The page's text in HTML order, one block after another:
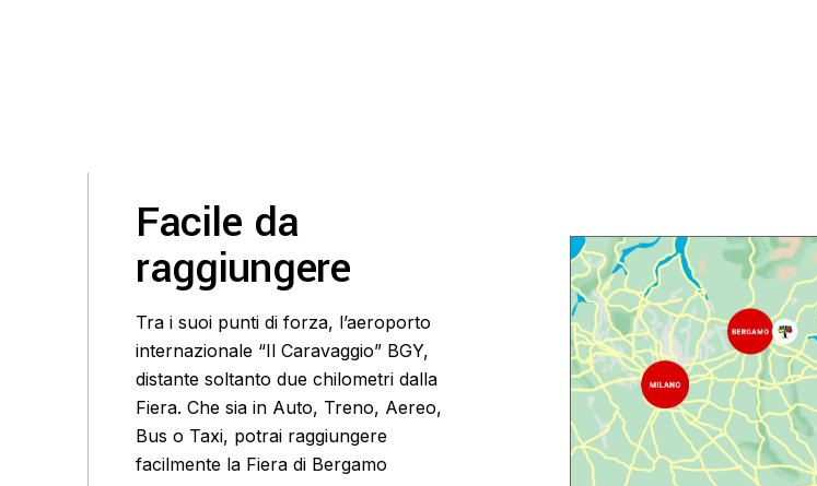
Facile da
raggiungere
Tra i suoi punti di forza, l’aeroporto
internazionale “Il Caravaggio” BGY,
distante soltanto due chilometri dalla
Fiera. Che sia in Auto, Treno, Aereo,
Bus o Taxi, potrai raggiungere
facilmente la Fiera di Bergamo